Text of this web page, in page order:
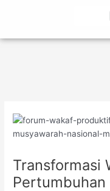
Transformasi
Pertumbuhan